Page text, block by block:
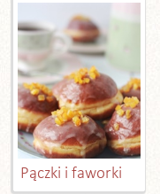
Pączki i faworki